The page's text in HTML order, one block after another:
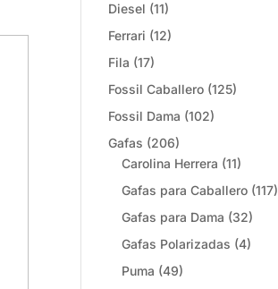
Diesel (11)
Ferrari (12)
Fila (17)
Fossil Caballero (125)
Fossil Dama (102)
Gafas (206)
Carolina Herrera (11)
Gafas para Caballero (117)
Gafas para Dama (32)
Gafas Polarizadas (4)
Puma (49)